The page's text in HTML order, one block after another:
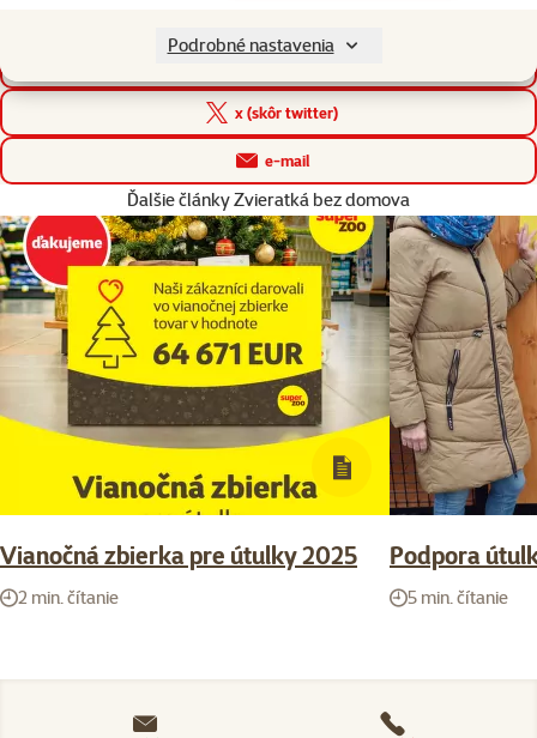
Podrobné nastavenia
x (skôr twitter)
e-mail
Ďalšie články Zvieratká bez domova
Vianočná zbierka pre útulky 2025
2 min. čítanie
Podpora
5 min. čítanie